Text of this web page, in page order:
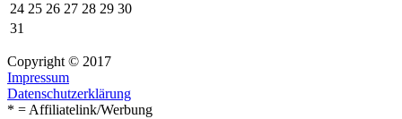
24 25 26 27 28 29 30
31
Copyright © 2017
Impressum
Datenschutzerklärung
* = Affiliatelink/Werbung